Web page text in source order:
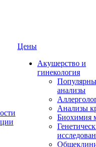
Цены
Акушерство и
гинекология
анализы
Анализы
Биохимия